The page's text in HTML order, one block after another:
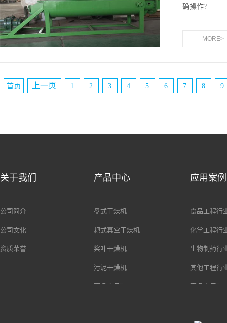
确操作?
MORE>
首页 上一页 1 2 3 4 5 6 7 8 9
关于我们
公司简介
公司文化
资质荣誉
产品中心
盘式干燥机
耙式真空干燥机
桨叶干燥机
污泥干燥机
更多产品》
应用案例
食品工程行
化学工程行
生物制药行
其他工程行
更多应用》